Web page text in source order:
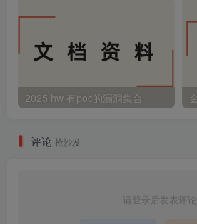
2025 hw 有poc的漏洞集合
评论 抢沙发
请登录后发表评论